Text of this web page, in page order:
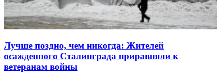
Лучше поздно, чем никогда: Жителей
осажденного Сталинграда приравняли к
ветеранам войны